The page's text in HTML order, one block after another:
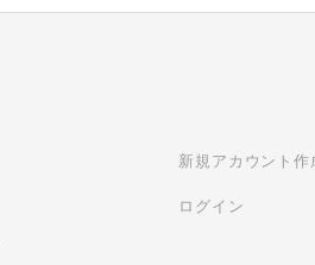
新規アカウント作
ログイン